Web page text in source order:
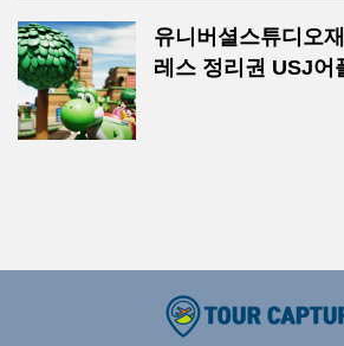
유니버셜스튜디오
레스 정리권 USJ어